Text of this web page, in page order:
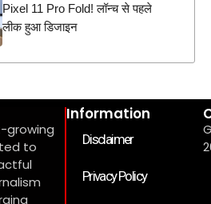
Pixel 11 Pro Fold! लॉन्च से पहले
लीक हुआ डिजाइन
growing
to
Information
Disclaimer
Privacy Policy